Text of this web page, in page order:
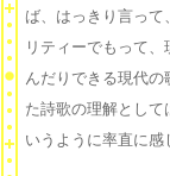
ば、はっきり言っ
リティーでもって
んだりできる現代
た詩歌の理解として
いうように率直に感